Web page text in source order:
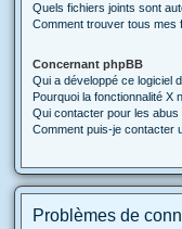
Quels fichiers joints sont
Comment trouver tous mes
Concernant phpBB
Qui a développé ce logiciel
Pourquoi la fonctionnalité X
Qui contacter pour les
Comment puis-je contacter
Problèmes de